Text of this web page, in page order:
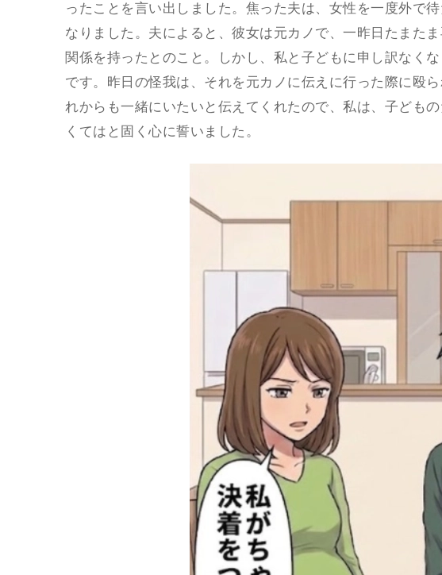
ったことを言い出しました。焦った夫は、女性を一度外で
なりました。夫によると、彼女は元カノで、一昨日たまた
関係を持ったとのこと。しかし、私と子どもに申し訳なく
です。昨日の怪我は、それを元カノに伝えに行った際に殴
れからも一緒にいたいと伝えてくれたので、私は、子ども
くてはと固く心に誓いました。